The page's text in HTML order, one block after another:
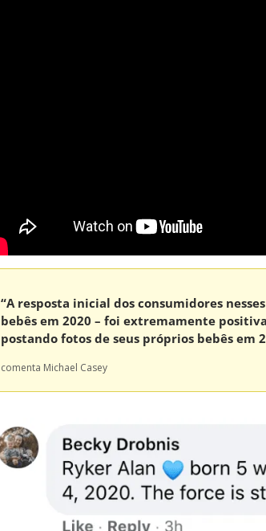
“A resposta inicial dos consumidores
bebês em 2020 – foi extremamente
postando fotos de seus próprios bebês em
comenta Michael Casey